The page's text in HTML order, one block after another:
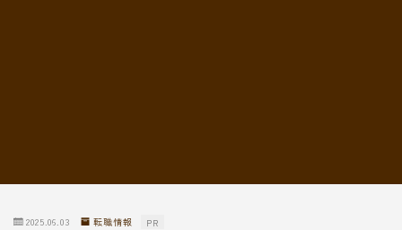
2025.06.03 転職情報 PR